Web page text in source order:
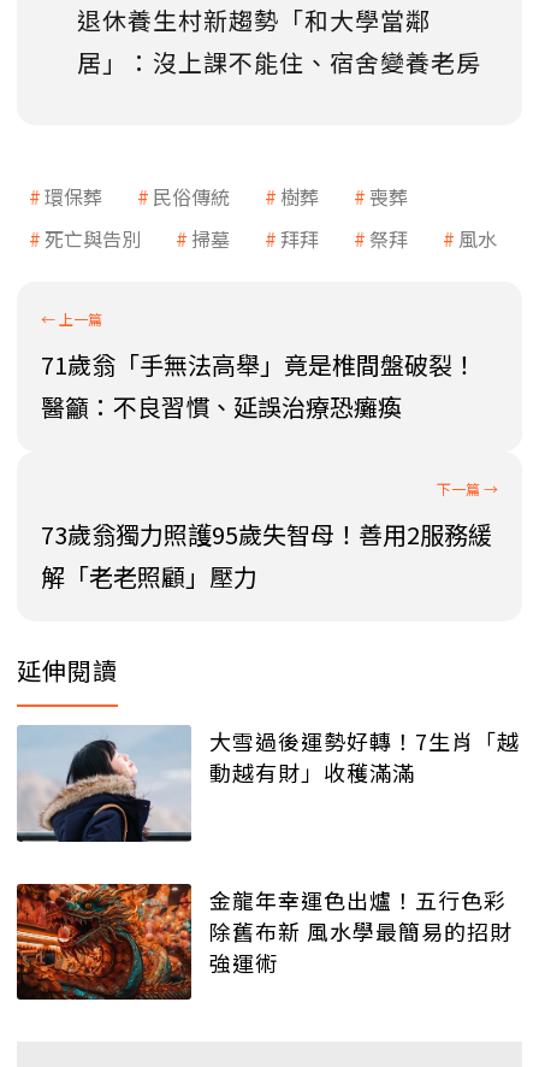
退休養生村新趨勢「和大學當鄰
居」：沒上課不能住、宿舍變養老房
環保葬 民俗傳統 樹葬
喪葬
死亡與告別
掃墓 拜拜 祭拜 風水
71歲翁「手無法高舉」竟是椎間盤破裂！
醫籲：不良習慣、延誤治療恐癱瘓
73歲翁獨力照護95歲失智母！善用2服務緩
解「老老照顧」壓力
延伸閱讀
大雪過後運勢好轉！7生肖「越
動越有財」收穫滿滿
金龍年幸運色出爐！五行色彩
除舊布新 風水學最簡易的招財
強運術